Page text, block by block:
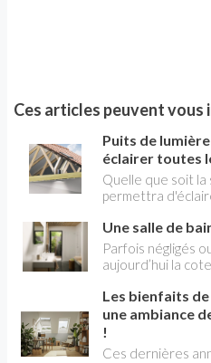
Ces articles peuvent vous
Puits de
éclairer toutes
Quelle que soit la
permettra
de la lumière
d'électricité.
difficile.
Une salle de
Parfois négligés
aujourd’hui la
la maison et
maximum, voire
salle de bain
Cependant avec
Les bienfaits
une ambiance
!
Ces dernières